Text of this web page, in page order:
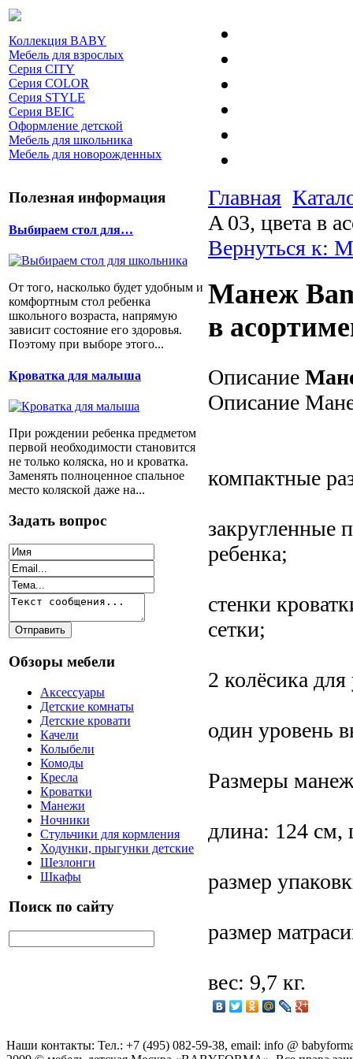
Коллекция BABY
Мебель для взрослых
Серия CITY
Серия COLOR
Серия STYLE
Серия BEIC
Оформление детской
Мебель для школьника
Мебель для новорожденных
Полезная информация
Выбираем стол для…
От того, насколько будет удобным и
комфортным стол ребенка
школьного возраста, напрямую
зависит состояние его здоровья.
Поэтому при выборе этого...
Кроватка для малыша
При рождении ребенка предметом
первой необходимости становится
не только коляска, но и кроватка.
Заменять полноценное спальное
место коляской даже на...
Задать вопрос
Обзоры мебели
Аксессуары
Детские комнаты
Детские кровати
Качели
Колыбели
Комоды
Кресла
Кроватки
Манежи
Ночники
Стульчики для кормления
Ходунки, прыгунки детские
Шезлонги
Шкафы
Поиск по сайту
Главная
A 03, цвета в
Вернуться к:
Манеж
в
Описание
Описание
компактные
закругленные
ребенка;
стенки
сетки;
2 колёсика
один уровень
Размеры
длина: 124
размер
размер
вес: 9,7 кг.
Наши контакты: Тел.: +7 (495) 082-59-38, email: info @